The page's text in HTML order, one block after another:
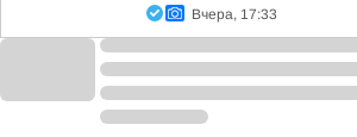
Вчера, 17:33